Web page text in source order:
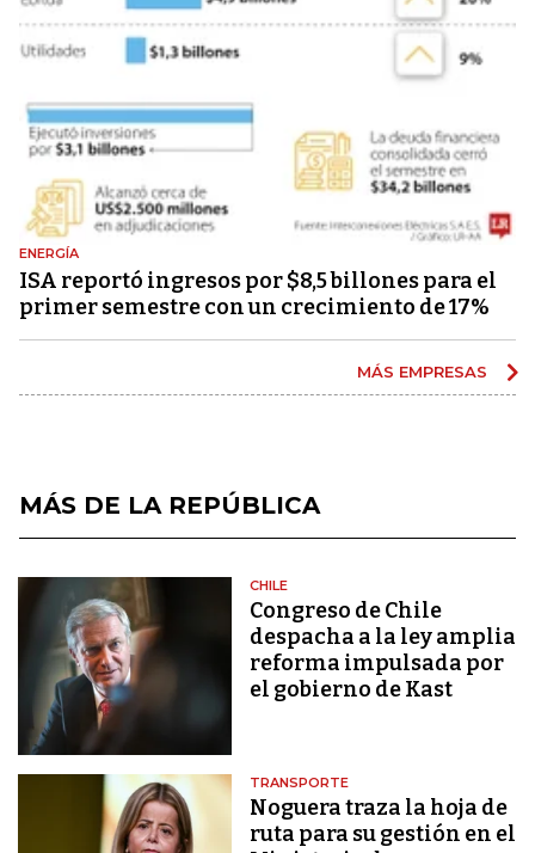
ENERGÍA
ISA reportó ingresos por $8,5 billones para el
primer semestre con un crecimiento de 17%
MÁS EMPRESAS
MÁS DE LA REPÚBLICA
CHILE
Congreso de Chile
despacha a la ley amplia
reforma impulsada por
el gobierno de Kast
TRANSPORTE
Noguera traza la hoja de
ruta para su gestión en el